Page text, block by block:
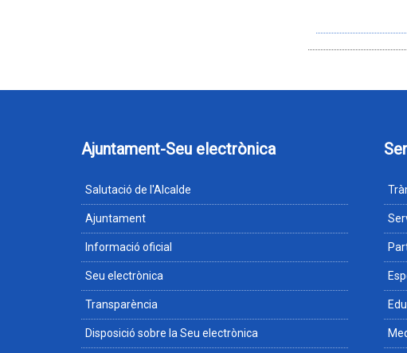
Ajuntament-Seu electrònica
Salutació de l'Alcalde
Ajuntament
Informació oficial
Seu electrònica
Transparència
Disposició sobre la Seu electrònica